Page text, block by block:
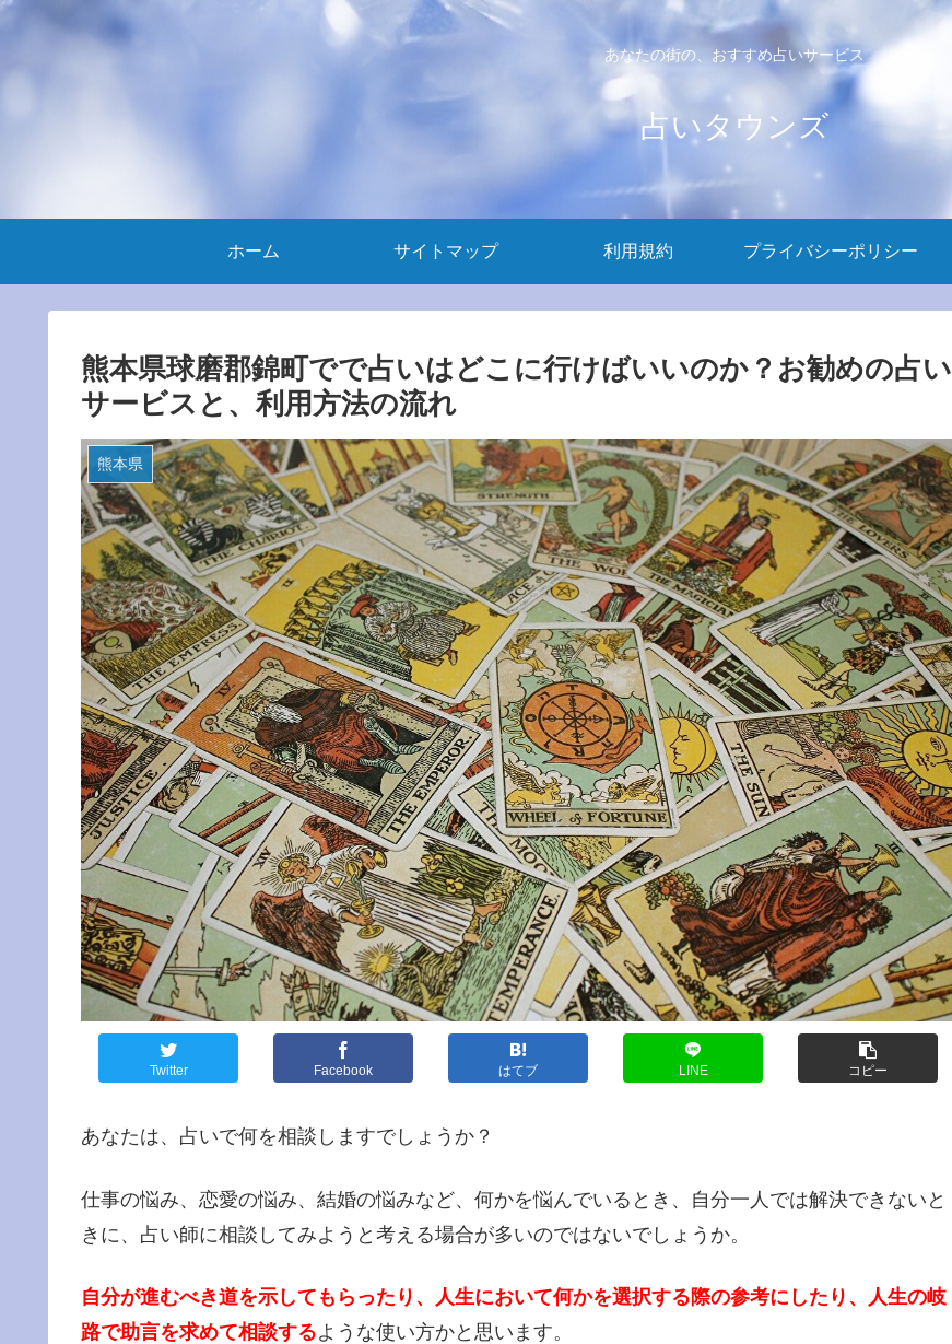
あなたの街の、おすすめ占いサービス
占いタウンズ
ホーム サイトマップ 利用規約 プライバシーポリシー
熊本県球磨郡錦町でで占いはどこに行けばいいのか？お勧めの占い
サービスと、利用方法の流れ
熊本県
Twitter Facebook はてブ LINE コピー
あなたは、占いで何を相談しますでしょうか？
仕事の悩み、恋愛の悩み、結婚の悩みなど、何かを悩んでいるとき、自分一人では解決できないと
きに、占い師に相談してみようと考える場合が多いのではないでしょうか。
自分が進むべき道を示してもらったり、人生において何かを選択する際の参考にしたり、人生の岐
路で助言を求めて相談するような使い方かと思います。